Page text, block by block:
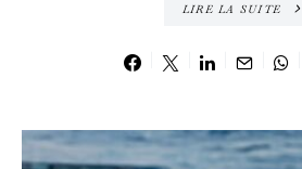
LIRE LA SUITE